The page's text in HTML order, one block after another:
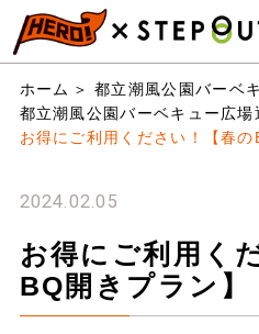
BBQ会場
検索
手ぶらBBQ
とは?
ホーム
都立潮風公園バーベ
都立潮風公園バーベキュー広
お得にご利用ください！【春の
2024.02.05
お得にご利用く
BQ開きプラン】